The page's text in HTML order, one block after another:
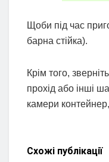
Щоби під час
барна стійка).
Крім того,
прохід або інші
камери
Схожі публікації